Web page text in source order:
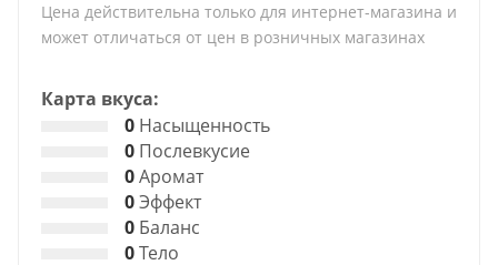
Цена действительна только для интернет-магазина и
может отличаться от цен в розничных магазинах
Карта вкуса:
0 Насыщенность
0 Послевкусие
0Аромат
0Эффект
0 Баланс
0Тело